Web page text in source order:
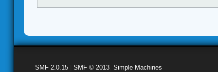
SMF 2.0.15 SMF © 2013 Simple Machines